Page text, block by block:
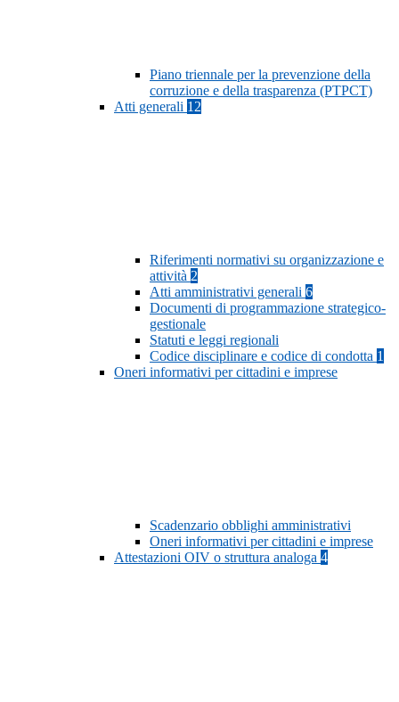
Piano triennale per la prevenzione della
corruzione e della trasparenza (PTPCT)
Atti generali 12
Riferimenti normativi su organizzazione e
attività 2
Atti amministrativi generali 6
Documenti di programmazione strategico-
gestionale
Statuti e leggi regionali
Codice disciplinare e codice di condotta 1
Oneri informativi per cittadini e imprese
Scadenzario obblighi amministrativi
Oneri informativi per cittadini e imprese
Attestazioni OIV o struttura analoga 4